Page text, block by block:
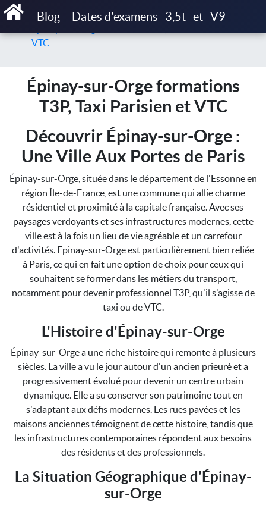
Blog Dates d'examens 3,5t et V9
Accueil
VTC
Épinay-sur-Orge formations
T3P, Taxi Parisien et VTC
Découvrir Épinay-sur-Orge :
Une Ville Aux Portes de Paris
Épinay-sur-Orge, située dans le département de l'Essonne en
région Île-de-France, est une commune qui allie charme
résidentiel et proximité à la capitale française. Avec ses
paysages verdoyants et ses infrastructures modernes, cette
ville est à la fois un lieu de vie agréable et un carrefour
d'activités. Epinay-sur-Orge est particulièrement bien reliée
à Paris, ce qui en fait une option de choix pour ceux qui
souhaitent se former dans les métiers du transport,
notamment pour devenir professionnel T3P, qu'il s'agisse de
taxi ou de VTC.
L'Histoire d'Épinay-sur-Orge
Épinay-sur-Orge a une riche histoire qui remonte à plusieurs
siècles. La ville a vu le jour autour d'un ancien prieuré et a
progressivement évolué pour devenir un centre urbain
dynamique. Elle a su conserver son patrimoine tout en
s'adaptant aux défis modernes. Les rues pavées et les
maisons anciennes témoignent de cette histoire, tandis que
les infrastructures contemporaines répondent aux besoins
des résidents et des professionnels.
La Situation Géographique d'Épinay-
sur-Orge